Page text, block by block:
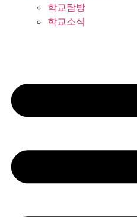
학교탐방
학교소식